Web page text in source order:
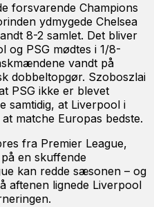
forsvarende Champions
ydmygede Chelsea
8-2 samlet. Det bliver
og PSG mødtes i 1/8-
vandt på
dobbeltopgør. Szoboszlai
PSG ikke er blevet
samtidig, at Liverpool i
matche Europas bedste.
fra Premier League,
en skuffende
kan redde sæsonen – og
aftenen lignede Liverpool